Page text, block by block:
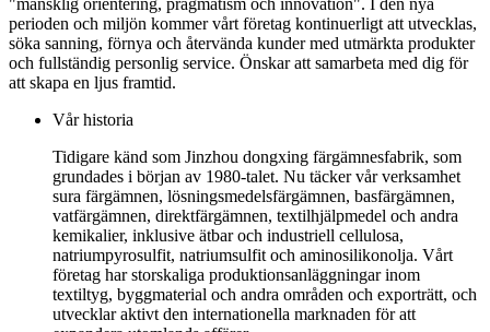
"mänsklig orientering, pragmatism och innovation". I den nya
perioden och miljön kommer vårt företag kontinuerligt att utvecklas,
söka sanning, förnya och återvända kunder med utmärkta produkter
och fullständig personlig service. Önskar att samarbeta med dig för
att skapa en ljus framtid.
Vår historia
Tidigare känd som Jinzhou dongxing färgämnesfabrik, som
grundades i början av 1980-talet. Nu täcker vår verksamhet
sura färgämnen, lösningsmedelsfärgämnen, basfärgämnen,
vatfärgämnen, direktfärgämnen, textilhjälpmedel och andra
kemikalier, inklusive ätbar och industriell cellulosa,
natriumpyrosulfit, natriumsulfit och aminosilikonolja. Vårt
företag har storskaliga produktionsanläggningar inom
textiltyg, byggmaterial och andra områden och exporträtt, och
utvecklar aktivt den internationella marknaden för att